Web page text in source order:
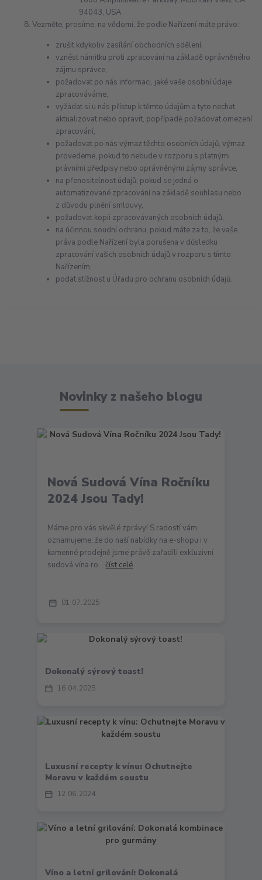
94043, USA
Vezměte, prosíme, na vědomí, že podle Nařízení máte právo:
zrušit kdykoliv zasílání obchodních sdělení,
vznést námitku proti zpracování na základě oprávněného
zájmu správce,
požadovat po nás informaci, jaké vaše osobní údaje
zpracováváme,
vyžádat si u nás přístup k těmto údajům a tyto nechat
aktualizovat nebo opravit, popřípadě požadovat omezení
zpracování,
požadovat po nás výmaz těchto osobních údajů, výmaz
provedeme, pokud to nebude v rozporu s platnými
právními předpisy nebo oprávněnými zájmy správce,
na přenositelnost údajů, pokud se jedná o
automatizované zpracování na základě souhlasu nebo
z důvodu plnění smlouvy,
požadovat kopii zpracovávaných osobních údajů,
na účinnou soudní ochranu, pokud máte za to, že vaše
práva podle Nařízení byla porušena v důsledku
zpracování vašich osobních údajů v rozporu s tímto
Nařízením,
podat stížnost u Úřadu pro ochranu osobních údajů.
Novinky z našeho blogu
01 07 2025
Nová Sudová Vína Ročníku
2024 Jsou Tady!
Máme pro vás skvělé zprávy! S radostí vám
oznamujeme, že do naší nabídky na e-shopu i v
kamenné prodejně jsme právě zařadili exkluzivní
sudová vína ro...číst celé
16 04 2025
Dokonalý sýrový toast!
12 06 2024
Luxusní recepty k vínu: Ochutnejte
Moravu v každém soustu
Víno a letní grilování: Dokonalá